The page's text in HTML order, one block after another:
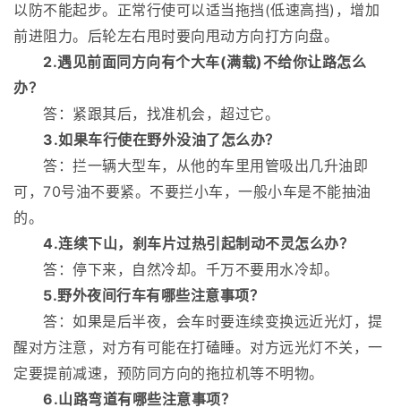
以防不能起步。正常行使可以适当拖挡(低速高挡)，增加
前进阻力。后轮左右甩时要向甩动方向打方向盘。
2.遇见前面同方向有个大车(满载)不给你让路怎么
办？
答：紧跟其后，找准机会，超过它。
3.如果车行使在野外没油了怎么办？
答：拦一辆大型车，从他的车里用管吸出几升油即
可，70号油不要紧。不要拦小车，一般小车是不能抽油
的。
4.连续下山，刹车片过热引起制动不灵怎么办？
答：停下来，自然冷却。千万不要用水冷却。
5.野外夜间行车有哪些注意事项？
答：如果是后半夜，会车时要连续变换远近光灯，提
醒对方注意，对方有可能在打磕睡。对方远光灯不关，一
定要提前减速，预防同方向的拖拉机等不明物。
6.山路弯道有哪些注意事项？